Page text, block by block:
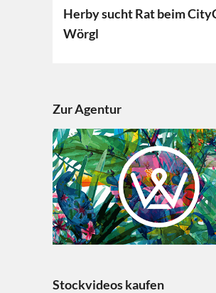
Herby sucht Rat beim
Wörgl
Zur Agentur
Stockvideos kaufen